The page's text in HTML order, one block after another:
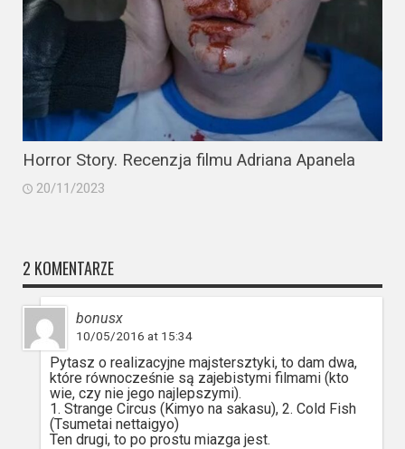
Horror Story. Recenzja filmu Adriana Apanela
20/11/2023
2 KOMENTARZE
bonusx
10/05/2016 at 15:34
Pytasz o realizacyjne majstersztyki, to dam dwa,
które równocześnie są zajebistymi filmami (kto
wie, czy nie jego najlepszymi).
1. Strange Circus (Kimyo na sakasu), 2. Cold Fish
(Tsumetai nettaigyo)
Ten drugi, to po prostu miazga jest.